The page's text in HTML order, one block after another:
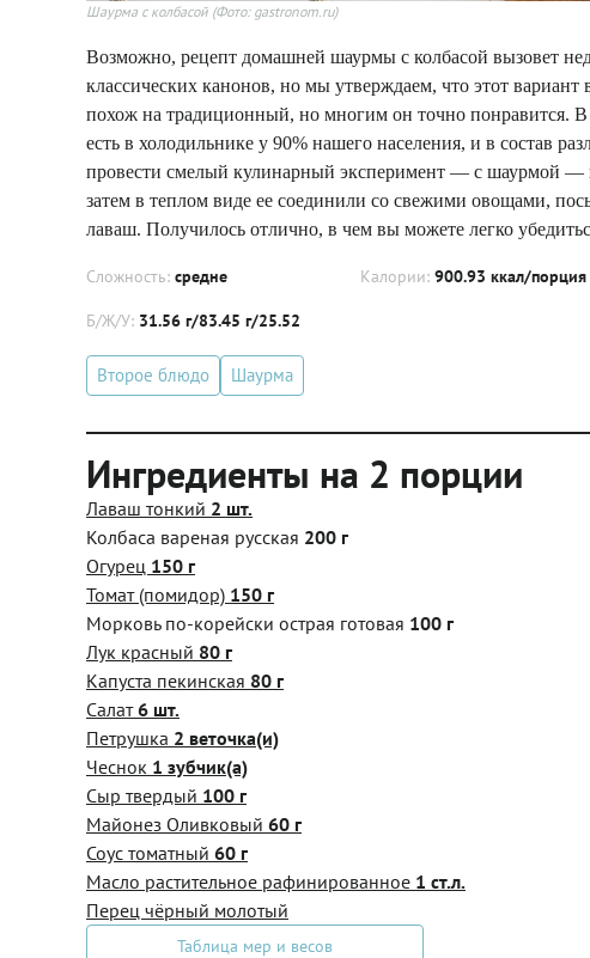
Шаурма с колбасой (Фото: gastronom.ru)
Возможно, рецепт домашней шаурмы с колбасой вызовет
классических канонов, но мы утверждаем, что этот
похож на традиционный, но многим он точно понравится. В
есть в холодильнике у 90% нашего населения, и в состав
провести смелый кулинарный эксперимент — с шаурмой — и
затем в теплом виде ее соединили со свежими овощами,
лаваш. Получилось отлично, в чем вы можете легко
Сложность: средне Калории: 900.93 ккал/порция
Б/Ж/У: 31.56 г/83.45 г/25.52
Второе блюдо Шаурма
Ингредиенты на 2 порции
Лаваш тонкий 2 шт.
Колбаса вареная русская 200 г
Огурец 150 г
Томат (помидор) 150 г
Морковь по-корейски острая готовая 100 г
Лук красный 80 г
Капуста пекинская 80 г
Салат6 шт.
Петрушка 2 веточка(и)
Чеснок 1 зубчик(а)
Сыр твердый 100 г
Майонез Оливковый 60 г
Соус томатный 60 г
Масло растительное рафинированное 1 ст.л.
Перец чёрный молотый
Таблица мер и весов